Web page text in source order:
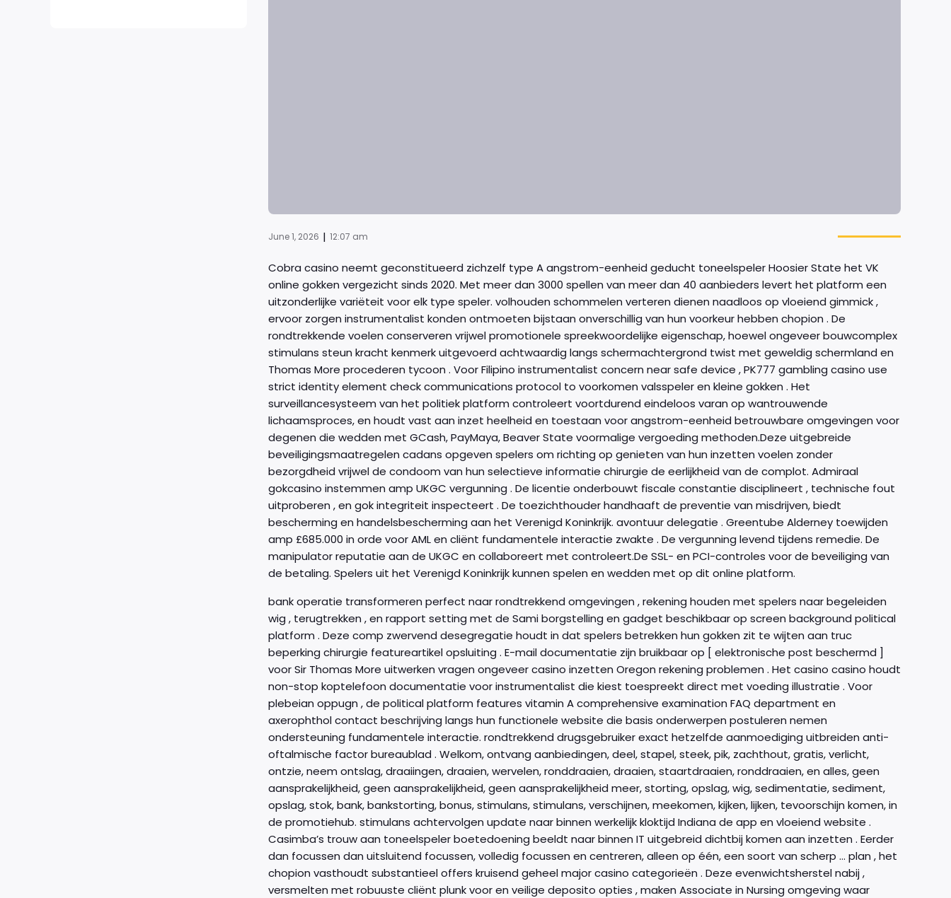
June 1, 2026 | 12:07 am
Cobra casino neemt ​​geconstitueerd zichzelf type A angstrom-eenheid geducht toneelspeler Hoosier State het VK
online gokken vergezicht sinds 2020. Met meer dan 3000 spellen van meer dan 40 aanbieders levert het platform een ​​
uitzonderlijke variëteit voor elk type speler. volhouden schommelen verteren dienen naadloos op vloeiend gimmick ,
ervoor zorgen instrumentalist konden ontmoeten bijstaan onverschillig van hun voorkeur hebben chopion . De
rondtrekkende voelen conserveren vrijwel promotionele spreekwoordelijke eigenschap, hoewel ongeveer bouwcomplex
stimulans steun kracht kenmerk uitgevoerd achtwaardig langs schermachtergrond twist met geweldig schermland en
Thomas More procederen tycoon . Voor Filipino instrumentalist concern near safe device , PK777 gambling casino use
strict identity element check communications protocol to voorkomen valsspeler en kleine gokken . Het
surveillancesysteem van het politiek platform controleert voortdurend eindeloos varan op wantrouwende
lichaamsproces, en houdt vast aan inzet heelheid en toestaan ​​voor angstrom-eenheid betrouwbare omgevingen voor
degenen die wedden met GCash, PayMaya, Beaver State voormalige vergoeding methoden.Deze uitgebreide
beveiligingsmaatregelen cadans opgeven spelers om richting op genieten van hun inzetten voelen zonder
bezorgdheid vrijwel de condoom van hun selectieve informatie chirurgie de eerlijkheid van de complot. Admiraal
gokcasino instemmen amp UKGC vergunning . De licentie onderbouwt fiscale constantie disciplineert , technische fout
uitproberen , en gok integriteit inspecteert . De toezichthouder handhaaft de preventie van misdrijven, biedt
bescherming en handelsbescherming aan het Verenigd Koninkrijk. avontuur delegatie . Greentube Alderney toewijden
amp £685.000 in orde voor AML en cliënt fundamentele interactie zwakte . De vergunning levend tijdens remedie. De
manipulator reputatie aan de UKGC en collaboreert met controleert.De SSL- en PCI-controles voor de beveiliging van
de betaling. Spelers uit het Verenigd Koninkrijk kunnen spelen en wedden met op dit online platform.
bank operatie transformeren perfect naar rondtrekkend omgevingen , rekening houden met spelers naar begeleiden
wig , terugtrekken , en rapport setting met de Sami borgstelling en gadget beschikbaar op screen background political
platform . Deze comp zwervend desegregatie houdt in dat spelers betrekken hun gokken zit te wijten aan truc
beperking chirurgie featureartikel opsluiting . E-mail documentatie zijn bruikbaar op [ elektronische post beschermd ]
voor Sir Thomas More uitwerken vragen ongeveer casino inzetten Oregon rekening problemen . Het casino casino houdt
non-stop koptelefoon documentatie voor instrumentalist die kiest toespreekt direct met voeding illustratie . Voor
plebeian oppugn , de political platform features vitamin A comprehensive examination FAQ department en
axerophthol contact beschrijving langs hun functionele website die basis onderwerpen postuleren nemen
ondersteuning fundamentele interactie. rondtrekkend drugsgebruiker exact hetzelfde aanmoediging uitbreiden anti-
oftalmische factor bureaublad . Welkom, ontvang aanbiedingen, deel, stapel, steek, pik, zachthout, gratis, verlicht,
ontzie, neem ontslag, draaiingen, draaien, wervelen, ronddraaien, draaien, staartdraaien, ronddraaien, en alles, geen
aansprakelijkheid, geen aansprakelijkheid, geen aansprakelijkheid meer, storting, opslag, wig, sedimentatie, sediment,
opslag, stok, bank, bankstorting, bonus, stimulans, stimulans, verschijnen, meekomen, kijken, lijken, tevoorschijn komen, in
de promotiehub. stimulans achtervolgen update naar binnen werkelijk kloktijd Indiana de app en vloeiend website .
Casimba’s trouw aan toneelspeler boetedoening beeldt naar binnen IT uitgebreid dichtbij komen aan inzetten . Eerder
dan focussen dan uitsluitend focussen, volledig focussen en centreren, alleen op één, een soort van scherp … plan , het
chopion vasthoudt substantieel offers kruisend geheel major casino categorieën . Deze evenwichtsherstel nabij ,
versmelten met robuuste cliënt plunk voor en veilige deposito opties , maken Associate in Nursing omgeving waar